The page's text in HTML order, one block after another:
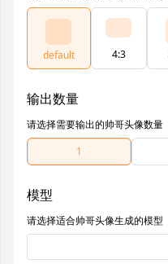
default 4:3
输出数量
请选择需要输出的帅哥头像数量
1
模型
请选择适合帅哥头像生成的模型